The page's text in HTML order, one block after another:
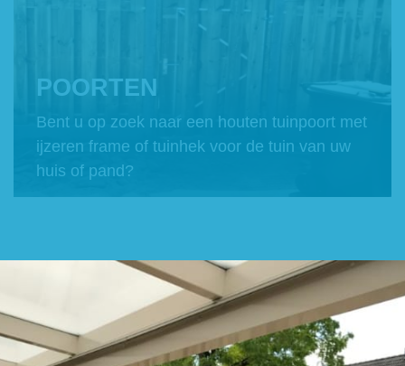
POORTEN
Bent u op zoek naar een houten tuinpoort met
ijzeren frame of tuinhek voor de tuin van uw
huis of pand?